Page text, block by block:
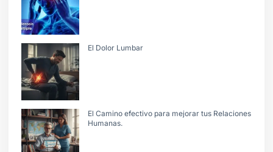
El Dolor Lumbar
El Camino efectivo para mejorar tus Relaciones
Humanas.